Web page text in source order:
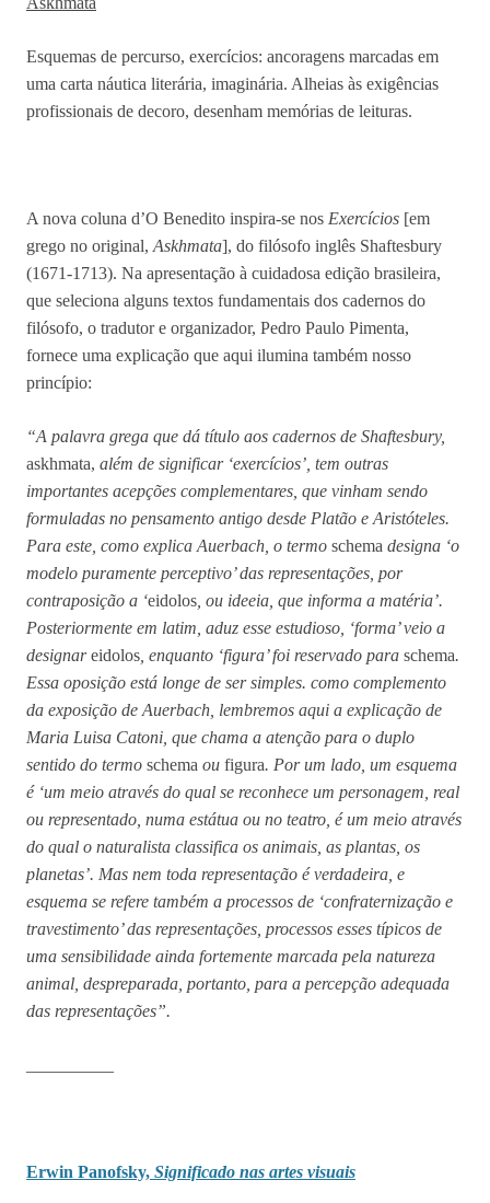
Esquemas de percurso, exercícios: ancoragens marcadas em
uma carta náutica literária, imaginária. Alheias às exigências
profissionais de decoro, desenham memórias de leituras.
A nova coluna d’O Benedito inspira-se nos Exercícios [em
grego no original, Askhmata], do filósofo inglês Shaftesbury
(1671-1713). Na apresentação à cuidadosa edição brasileira,
que seleciona alguns textos fundamentais dos cadernos do
filósofo, o tradutor e organizador, Pedro Paulo Pimenta,
fornece uma explicação que aqui ilumina também nosso
princípio:
“A palavra grega que dá título aos cadernos de Shaftesbury,
askhmata, além de significar ‘exercícios’, tem outras
importantes acepções complementares, que vinham sendo
formuladas no pensamento antigo desde Platão e Aristóteles.
Para este, como explica Auerbach, o termo schema designa ‘o
modelo puramente perceptivo’ das representações, por
contraposição a ‘eidolos , ou ideeia, que informa a matéria’.
Posteriormente em latim, aduz esse estudioso, ‘forma’ veio a
designareidolos , enquanto ‘figura’ foi reservado para schema.
Essa oposição está longe de ser simples. como complemento
da exposição de Auerbach, lembremos aqui a explicação de
Maria Luisa Catoni, que chama a atenção para o duplo
sentido do termo schema ou figura. Por um lado, um esquema
é ‘um meio através do qual se reconhece um personagem, real
ou representado, numa estátua ou no teatro, é um meio através
do qual o naturalista classifica os animais, as plantas, os
planetas’. Mas nem toda representação é verdadeira, e
esquema se refere também a processos de ‘confraternização e
travestimento’ das representações, processos esses típicos de
uma sensibilidade ainda fortemente marcada pela natureza
animal, despreparada, portanto, para a percepção adequada
das representações”.
Erwin Panofsky, Significado nas artes visuais